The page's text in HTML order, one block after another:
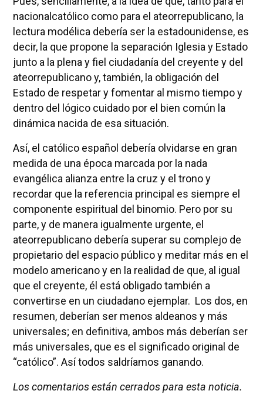
nacionalcatólico como para el ateorrepublicano, la
lectura modélica debería ser la estadounidense, es
decir, la que propone la separación Iglesia y Estado
junto a la plena y fiel ciudadanía del creyente y del
ateorrepublicano y, también, la obligación del
Estado de respetar y fomentar al mismo tiempo y
dentro del lógico cuidado por el bien común la
dinámica nacida de esa situación.
Así, el católico español debería olvidarse en gran
medida de una época marcada por la nada
evangélica alianza entre la cruz y el trono y
recordar que la referencia principal es siempre el
componente espiritual del binomio. Pero por su
parte, y de manera igualmente urgente, el
ateorrepublicano debería superar su complejo de
propietario del espacio público y meditar más en el
modelo americano y en la realidad de que, al igual
que el creyente, él está obligado también a
convertirse en un ciudadano ejemplar. Los dos, en
resumen, deberían ser menos aldeanos y más
universales; en definitiva, ambos más deberían ser
más universales, que es el significado original de
“católico”. Así todos saldríamos ganando.
Los comentarios están cerrados para esta noticia.